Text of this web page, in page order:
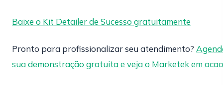
Baixe o Kit Detailer de Sucesso gratuitamente
Pronto para profissionalizar seu atendimento?
sua demonstração gratuita e veja o Marketek em